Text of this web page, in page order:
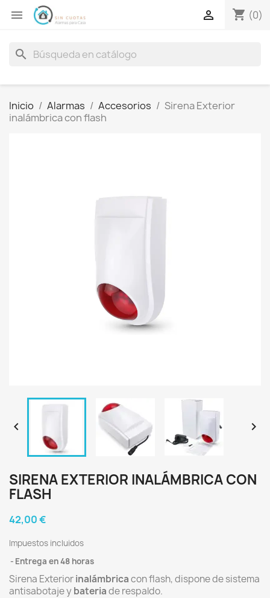
 shopping_cart (0)

search
Inicio Alarmas Accesorios
Sirena Exterior
inalámbrica con flash
 
SIRENA EXTERIOR INALÁMBRICA CON
FLASH
42,00 €
Impuestos incluidos
Entrega en 48 horas
Sirena Exteriorinalámbricacon flash, dispone de sistema
antisabotaje ybateriade respaldo.